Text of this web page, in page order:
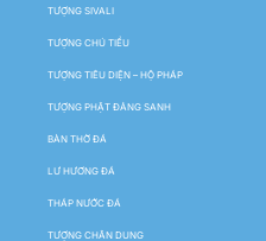
TƯỢNG SIVALI
TƯỢNG CHÚ TIỂU
TƯỢNG TIÊU DIỆN – HỘ PHÁP
TƯỢNG PHẬT ĐẢNG SANH
BÀN THỜ ĐÁ
LƯ HƯƠNG ĐÁ
THÁP NƯỚC ĐÁ
TƯỢNG CHÂN DUNG